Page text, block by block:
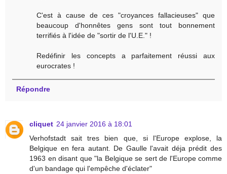
C'est à cause de ces "croyances fallacieuses" que
beaucoup d'honnêtes gens sont tout bonnement
terrifiés à l'idée de "sortir de l'U.E." !
Redéfinir les concepts a parfaitement réussi aux
eurocrates !
Répondre
cliquet 24 janvier 2016 à 18:01
Verhofstadt sait tres bien que, si l'Europe explose, la
Belgique en fera autant. De Gaulle l'avait déja prédit des
1963 en disant que "la Belgique se sert de l'Europe comme
d'un bandage qui l'empêche d'éclater"